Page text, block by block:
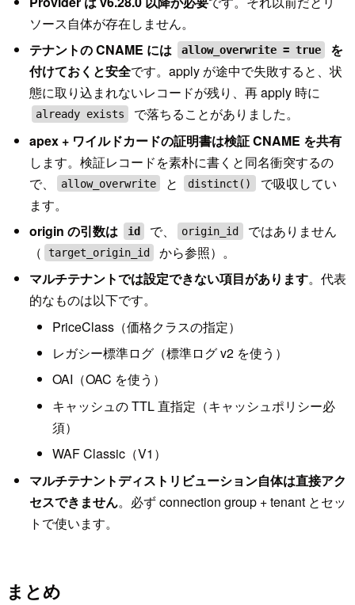
ソース自体が存在しません。
テナントの CNAME には
allow_overwrite = true
を
付けておくと安全です。apply が途中で失敗すると、状
態に取り込まれないレコードが残り、再 apply 時に
already exists
で落ちることがありました。
apex + ワイルドカードの証明書は検証 CNAME を共有
します。検証レコードを素朴に書くと同名衝突するの
で、
allow_overwrite と distinct()
で吸収してい
ます。
origin の引数は
id で、 origin_id
ではありません
（
target_origin_id
から参照）。
マルチテナントでは設定できない項目があります。代表
的なものは以下です。
PriceClass（価格クラスの指定）
レガシー標準ログ（標準ログ v2 を使う）
OAI（OAC を使う）
キャッシュの TTL 直指定（キャッシュポリシー必
須）
WAF Classic（V1）
マルチテナントディストリビューション自体は直接アク
セスできません。必ず connection group + tenant とセッ
トで使います。
まとめ